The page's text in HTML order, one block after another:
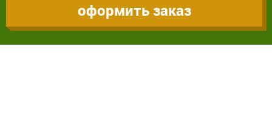
оформить заказ